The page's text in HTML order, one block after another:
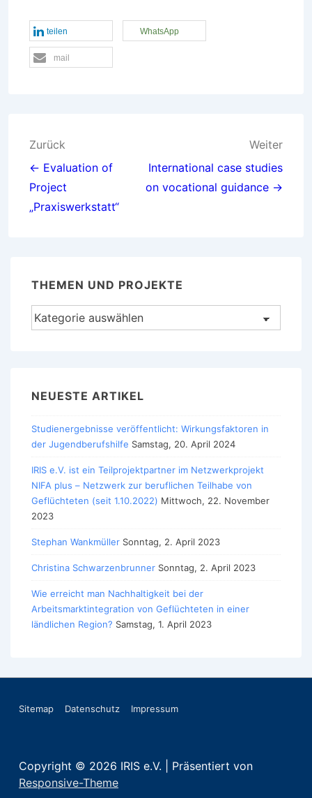
teilen WhatsApp
mail
Beitragsnavigation
Zurück
← Evaluation of
Project
„Praxiswerkstatt“
Weiter
International case studies
on vocational guidance →
THEMEN UND PROJEKTE
Themen
und
NEUESTE ARTIKEL
Studienergebnisse veröffentlicht: Wirkungsfaktoren in
der Jugendberufshilfe Samstag, 20. April 2024
IRIS e.V. ist ein Teilprojektpartner im Netzwerkprojekt
NIFA plus – Netzwerk zur beruflichen Teilhabe von
Geflüchteten (seit 1.10.2022) Mittwoch, 22. November
2023
Stephan Wankmüller Sonntag, 2. April 2023
Christina Schwarzenbrunner Sonntag, 2. April 2023
Wie erreicht man Nachhaltigkeit bei der
Arbeitsmarktintegration von Geflüchteten in einer
ländlichen Region? Samstag, 1. April 2023
Footer-
Sitemap Datenschutz Impressum
Copyright © 2026 IRIS e.V.
| Präsentiert von
Responsive-Theme